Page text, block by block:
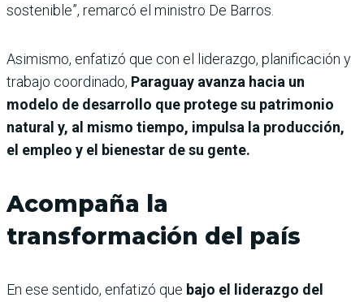
sostenible”, remarcó el ministro De Barros.
Asimismo, enfatizó que con el liderazgo, planificación y
trabajo coordinado, Paraguay avanza hacia un
modelo de desarrollo que protege su patrimonio
natural y, al mismo tiempo, impulsa la producción,
el empleo y el bienestar de su gente.
Acompaña la
transformación del país
En ese sentido, enfatizó que bajo el liderazgo del